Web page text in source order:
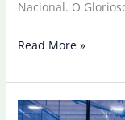
Nacional. O
Botafogo
duas
vezes
Read More »